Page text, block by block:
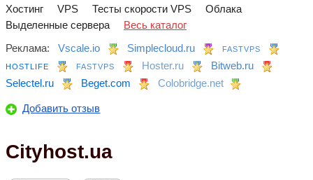
Хостинг VPS Тесты скорости VPS
Облака
Выделенные сервера
Весь каталог
Реклама:
Vscale.io Simplecloud.ru FASTVPS
HOSTLIFE FASTVPS Hoster.ru
Bitweb.ru
Selectel.ru
Beget.com Colobridge.net
Добавить отзыв
Сityhost.ua